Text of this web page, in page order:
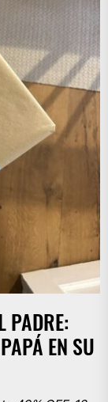
PADRE:
EN SU